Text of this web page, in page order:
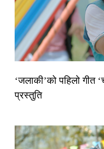
‘जलाकी’को पहिलो गीत
प्रस्तुति